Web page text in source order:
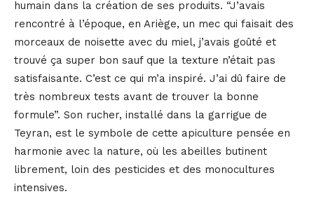
humain dans la création de ses produits. “J’avais
rencontré à l’époque, en Ariège, un mec qui faisait des
morceaux de noisette avec du miel, j’avais goûté et
trouvé ça super bon sauf que la texture n’était pas
satisfaisante. C’est ce qui m’a inspiré. J’ai dû faire de
très nombreux tests avant de trouver la bonne
formule”. Son rucher, installé dans la garrigue de
Teyran, est le symbole de cette apiculture pensée en
harmonie avec la nature, où les abeilles butinent
librement, loin des pesticides et des monocultures
intensives.